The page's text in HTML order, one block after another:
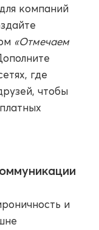
компаний
«Отмечаем
где
чтобы
и